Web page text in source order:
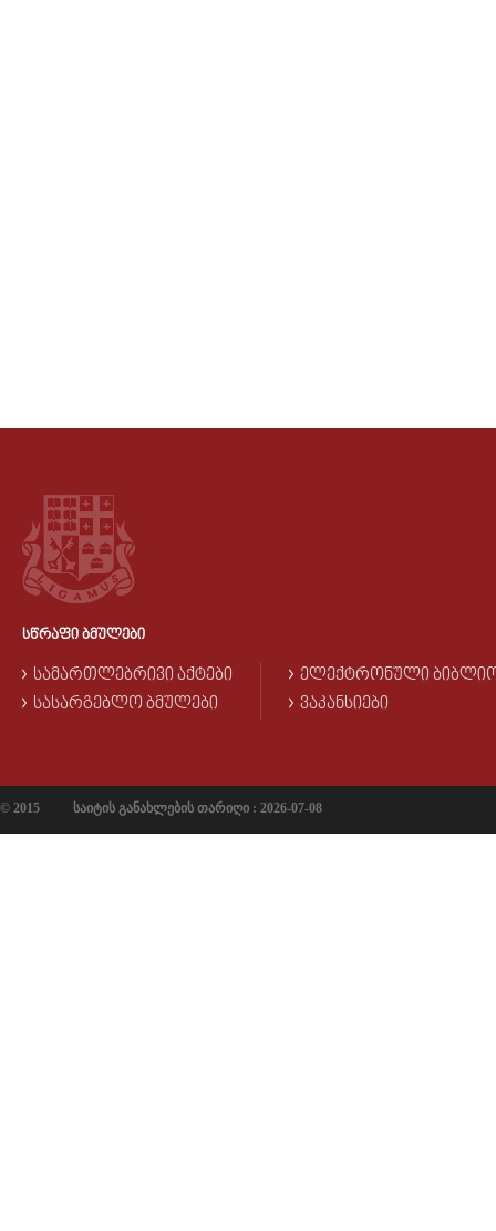
ᲡᲬᲠᲐᲤᲘ ᲑᲛᲣᲚᲔᲑᲘ
ᲡᲐᲛᲐᲠᲗᲚᲔᲑᲠᲘᲕᲘ ᲐᲥᲢᲔᲑᲘ
ᲡᲐᲡᲐᲠᲒᲔᲑᲚᲝ ᲑᲛᲣᲚᲔᲑᲘ
ᲔᲚᲔᲥᲢᲠᲝᲜᲣᲚᲘ
ᲕᲐᲙᲐᲜᲡᲘᲔᲑᲘ
© 2015 საიტის განახლების თარიღი : 2026-07-08